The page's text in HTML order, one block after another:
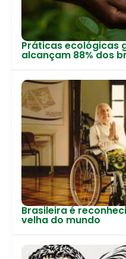
Práticas ecológicas
alcançam 88% dos
Brasileira é
velha do mundo